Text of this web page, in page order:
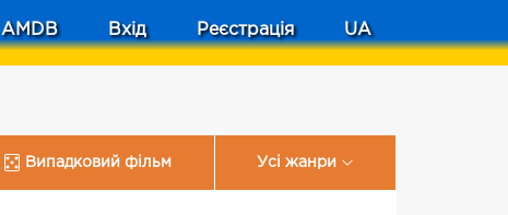
AMDB Вхід Реєстрація UA
Випадковий фільм Усі жанри